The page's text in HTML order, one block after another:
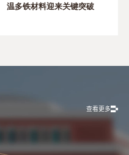
温多铁材料迎来关键突破
查看更多